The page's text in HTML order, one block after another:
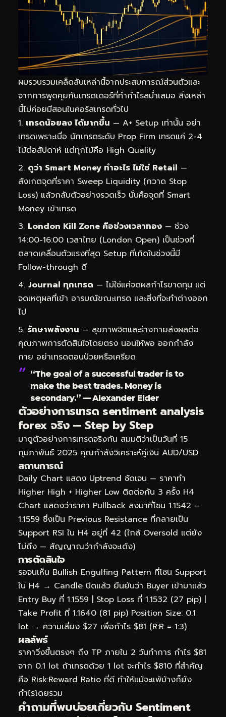
ผมรวบรวมเคล็ดลับเหล่านี้จากประสบการณ์ส่วนตัวและ
จากการพูดคุยกับเทรดเดอร์ที่ทำกำไรสม่ำเสมอ สิ่งเหล่า
นี้ไม่ค่อยมีสอนในคอร์สเทรดทั่วไป
เทรดน้อยลง ได้มากขึ้น — A+ Setup เท่านั้น อย่า
เทรดเพราะเบื่อ นักเทรดระดับ Prop Firm เทรดแค่ 2-4
ไม้ต่อสัปดาห์ แต่ทุกไม้คือ High Quality
ดูว่า Smart Money ทำอะไร ไม่ใช่ Retail —
สังเกตจุดที่ราคา Sweep Liquidity (กวาด Stop
Loss) แล้วกลับตัวอย่างรวดเร็ว นั่นคือจุดที่ Smart
Money เข้าเทรด
London Kill Zone คือช่วงเวลาทอง — ช่วง
14:00-16:00 เวลาไทย (London Open) เป็นช่วงที่
ตลาดเคลื่อนตัวแรงที่สุด Setup ที่เกิดในช่วงนี้มี
Follow-through ดี
Journal ทุกเทรด — ไม่ใช่แค่จดผลกำไรขาดทุน แต่
จดเหตุผลที่เข้า อารมณ์ขณะเทรด และสิ่งที่จะทำต่างออก
ไป
รักษาพลังงาน — สุขภาพจิตและร่างกายส่งผลต่อ
คุณภาพการตัดสินใจโดยตรง นอนให้พอ ออกกำลัง
กาย อย่าเทรดตอนป่วยหรือเครียด
“The goal of a successful trader is to
make the best trades. Money is
secondary.” — Alexander Elder
ตัวอย่างการเทรด sentiment analysis
forex จริง — Step by Step
มาดูตัวอย่างการเทรดจริงกัน สมมติว่าเป็นวันที่ 15
กุมภาพันธ์ 2025 คุณกำลังวิเคราะห์คู่เงิน AUD/USD
สถานการณ์
Daily Chart แสดง Uptrend ชัดเจน — ราคาทำ
Higher High + Higher Low ติดต่อกัน 3 ครั้ง H4
Chart แสดงว่าราคา Pullback ลงมาที่โซน 1.1542 –
1.1559 ซึ่งเป็น Previous Resistance ที่กลายเป็น
Support RSI ใน H4 อยู่ที่ 42 (ใกล้ Oversold แต่ยัง
ไม่ถึง — สัญญาณว่ากำลังจะเด้ง)
การตัดสินใจ
รอจนเห็น Bullish Engulfing Pattern ที่โซน Support
ใน H4 → Candle ปิดแล้ว ยืนยันว่า Buyer เข้ามาแล้ว
Entry Buy ที่ 1.1559 | Stop Loss ที่ 1.1532 (27 pip) |
Take Profit ที่ 1.1640 (81 pip) Position Size: 0.1
lot → ความเสี่ยง $27 เพื่อกำไร $81 (R:R = 1:3)
ผลลัพธ์
ราคาวิ่งขึ้นตรงๆ ถึง TP ภายใน 2 วันทำการ กำไร $81
จาก 0.1 lot ถ้าเทรดด้วย 1 lot จะกำไร $810 ที่สำคัญ
คือ Risk:Reward Ratio ที่ดี ทำให้แม้จะแพ้บ้างก็ยัง
กำไรโดยรวม
คำถามที่พบบ่อยเกี่ยวกับ Sentiment